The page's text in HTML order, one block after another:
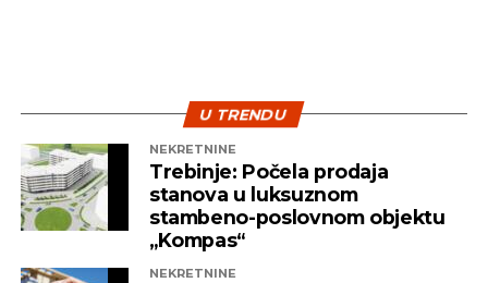
U TRENDU
NEKRETNINE
Trebinje: Počela prodaja
stanova u luksuznom
stambeno-poslovnom objektu
„Kompas“
NEKRETNINE